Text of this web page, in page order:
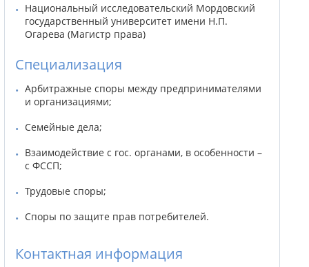
Национальный исследовательский Мордовский
государственный университет имени Н.П.
Огарева (Магистр права)
Специализация
Арбитражные споры между предпринимателями
и организациями;
Семейные дела;
Взаимодействие с гос. органами, в особенности –
с ФССП;
Трудовые споры;
Споры по защите прав потребителей.
Контактная информация